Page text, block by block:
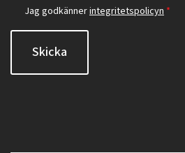
Jag godkännerintegritetspolicyn *
Skicka